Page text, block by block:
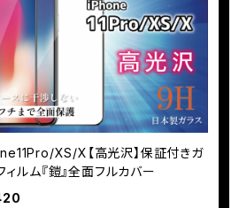
XS/X【高光沢】保証付きガ
ィルム『鎧』全面フルカバー